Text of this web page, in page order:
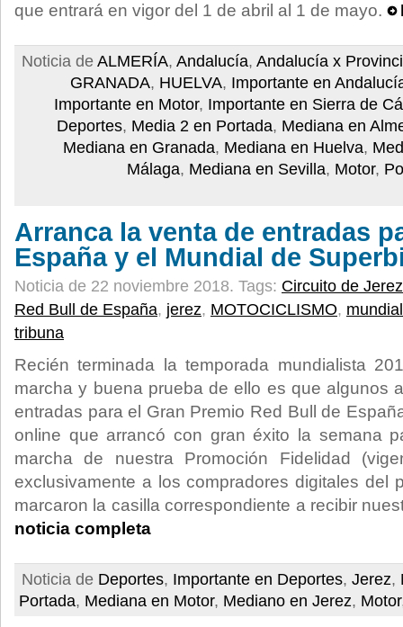
que entrará en vigor del 1 de abril al 1 de mayo.
Noticia de ALMERÍA, Andalucía, Andalucía x
GRANADA, HUELVA, Importante en
Importante en Motor, Importante en Sierra de
Deportes, Media 2 en Portada, Mediana en
Mediana en Granada, Mediana en Huelva,
Málaga, Mediana en Sevilla, Motor,
Arranca la venta de entradas
España y el Mundial de
Noticia de 22 noviembre 2018. Tags: Circuito de
Red Bull de España, jerez, MOTOCICLISMO,
tribuna
Recién terminada la temporada mundialista
marcha y buena prueba de ello es que algunos
entradas para el Gran Premio Red Bull de
online que arrancó con gran éxito la semana
marcha de nuestra Promoción Fidelidad
exclusivamente a los compradores digitales del
marcaron la casilla correspondiente a recibir
noticia completa
Noticia de Deportes, Importante en Deportes, Jerez,
Portada, Mediana en Motor, Mediano en Jerez, Motor